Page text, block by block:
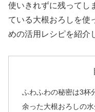
使いきれずに残ってし
ている大根おろしを使
めの活用レシピを紹介
ふわふわの秘密は3杯
余った大根おろしの水